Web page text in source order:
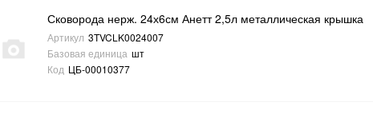
Сковорода нерж. 24х6см Анетт 2,5л металлическая крышка
Артикул 3TVCLK0024007
Базовая единица шт
Код ЦБ-00010377